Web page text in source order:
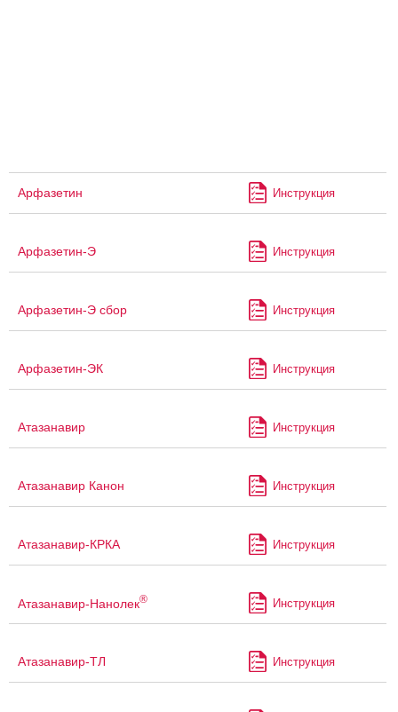
Арфазетин Инструкция
Арфазетин-Э Инструкция
Арфазетин-Э сбор Инструкция
Арфазетин-ЭК Инструкция
Атазанавир Инструкция
Атазанавир Канон Инструкция
Атазанавир-КРКА Инструкция
Атазанавир-Нанолек® Инструкция
Атазанавир-ТЛ Инструкция